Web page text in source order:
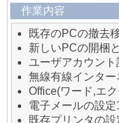
作業内容
既存のPCの撤去
新しいPCの開梱
ユーザアカウント
無線有線インタ
Office(ワード,エ
電子メールの設定
既存プリンタの設